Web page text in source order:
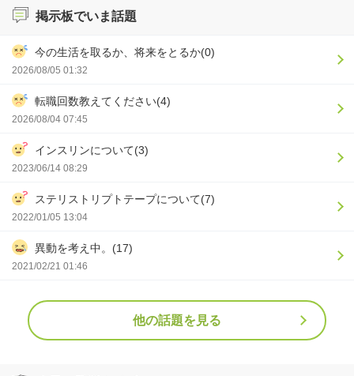
掲示板でいま話題
今の生活を取るか、将来をとるか(0)
2026/08/05 01:32
転職回数教えてください(4)
2026/08/04 07:45
インスリンについて(3)
2023/06/14 08:29
ステリストリプトテープについて(7)
2022/01/05 13:04
異動を考え中。(17)
2021/02/21 01:46
他の話題を見る